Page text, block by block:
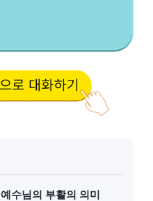
예수님의 부활의 의미